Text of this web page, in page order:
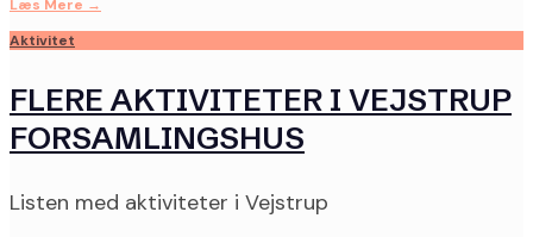
Læs Mere →
Aktivitet
FLERE AKTIVITETER I VEJSTRUP
FORSAMLINGSHUS
Listen med aktiviteter i Vejstrup